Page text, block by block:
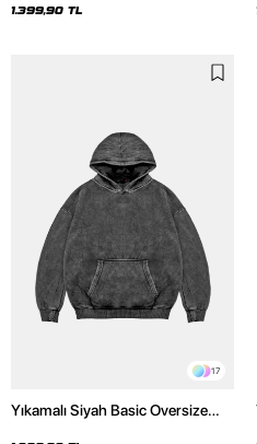
Hoodie
1.399,90 TL
17
Yıkamalı Siyah Basic Oversize